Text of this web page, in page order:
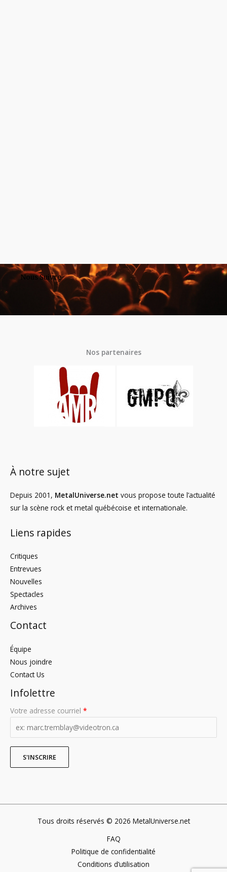
Nous Suivre
Nos partenaires
À notre sujet
Depuis 2001, MetalUniverse.net vous propose toute l’actualité
sur la scène rock et metal québécoise et internationale.
Liens rapides
Critiques
Entrevues
Nouvelles
Spectacles
Archives
Contact
Équipe
Nous joindre
Contact Us
Infolettre
Votre adresse courriel *
Tous droits réservés © 2026 MetalUniverse.net
FAQ
Politique de confidentialité
Conditions d’utilisation